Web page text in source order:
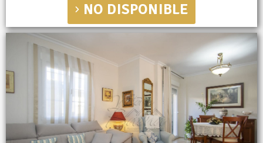
NO DISPONIBLE